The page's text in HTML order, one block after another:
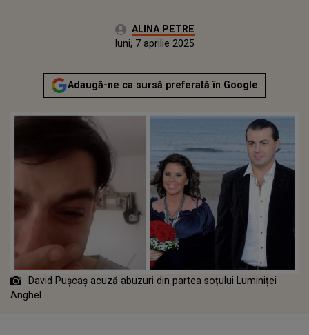
Autor:ALINA PETRE
Actualizat:
luni, 7 aprilie 2025
Adaugă-ne ca sursă preferată în Google
David Pușcaș acuză abuzuri din partea soțului Luminiței
Anghel